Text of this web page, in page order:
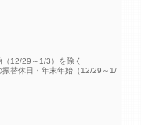
12/29～1/3）を除く
替休日・年末年始（12/29～1/